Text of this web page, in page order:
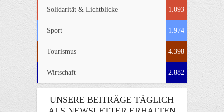
Solidarität & Lichtblicke 1.093
Sport 1.974
Tourismus 4.398
Wirtschaft 2.882
UNSERE BEITRÄGE TÄGLICH